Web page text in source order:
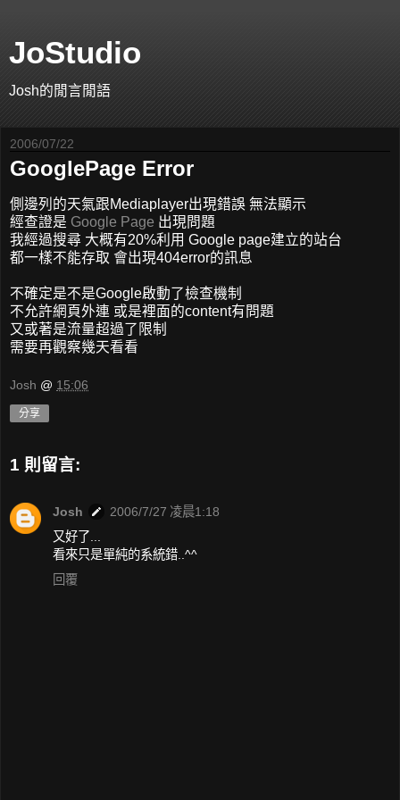
JoStudio
Josh的閒言閒語
2006/07/22
GooglePage Error
側邊列的天氣跟Mediaplayer出現錯誤 無法顯示
經查證是 Google Page 出現問題
我經過搜尋 大概有20%利用 Google page建立的站台
都一樣不能存取 會出現404error的訊息
不確定是不是Google啟動了檢查機制
不允許網頁外連 或是裡面的content有問題
又或著是流量超過了限制
需要再觀察幾天看看
Josh @ 15:06
分享
1 則留言:
Josh
2006/7/27 凌晨1:18
又好了...
看來只是單純的系統錯..^^
回覆